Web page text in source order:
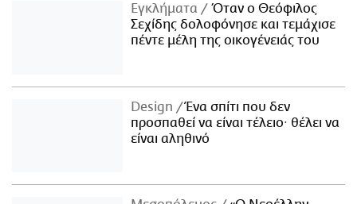
Εγκλήματα
Όταν ο Θεόφιλος
Σεχίδης δολοφόνησε και τεμάχισε
πέντε μέλη της οικογένειάς του
Design
Ένα σπίτι που δεν
προσπαθεί να είναι τέλειο· θέλει να
είναι αληθινό